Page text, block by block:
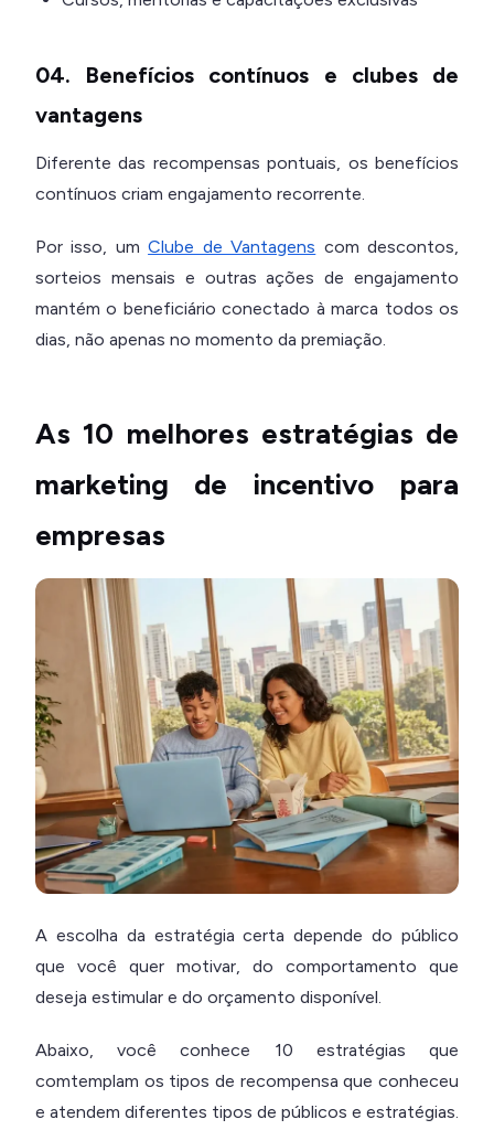
04. Benefícios contínuos e clubes de
vantagens
Diferente das recompensas pontuais, os benefícios
contínuos criam engajamento recorrente.
Por isso, um Clube de Vantagens com descontos,
sorteios mensais e outras ações de engajamento
mantém o beneficiário conectado à marca todos os
dias, não apenas no momento da premiação.
As 10 melhores estratégias de
marketing de incentivo para
empresas
A escolha da estratégia certa depende do público
que você quer motivar, do comportamento que
deseja estimular e do orçamento disponível.
Abaixo, você conhece 10 estratégias que
comtemplam os tipos de recompensa que conheceu
e atendem diferentes tipos de públicos e estratégias.